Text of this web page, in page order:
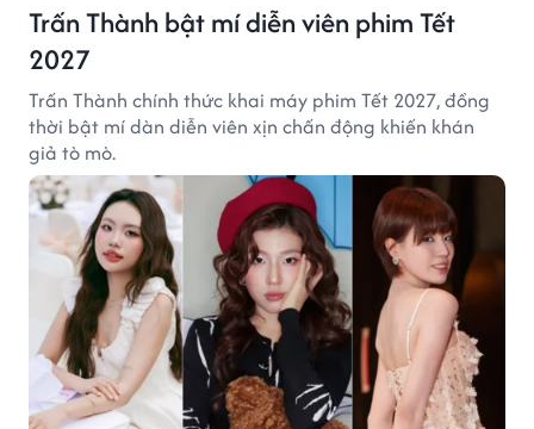
Trấn Thành bật mí diễn viên phim Tết
2027
Trấn Thành chính thức khai máy phim Tết 2027, đồng
thời bật mí dàn diễn viên xịn chấn động khiến khán
giả tò mò.